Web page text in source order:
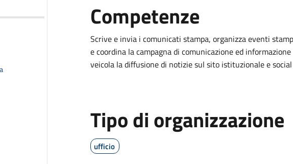
Competenze
Scrive e invia i comunicati stampa, organizza eventi
e coordina la campagna di comunicazione ed
veicola la diffusione di notizie sul sito istituzionale e
Tipo di organizzazione
ufficio